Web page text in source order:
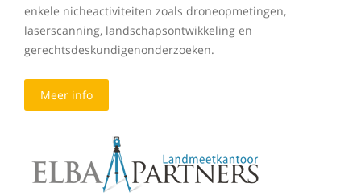
enkele nicheactiviteiten zoals droneopmetingen,
laserscanning, landschapsontwikkeling en
gerechtsdeskundigenonderzoeken.
Meer info